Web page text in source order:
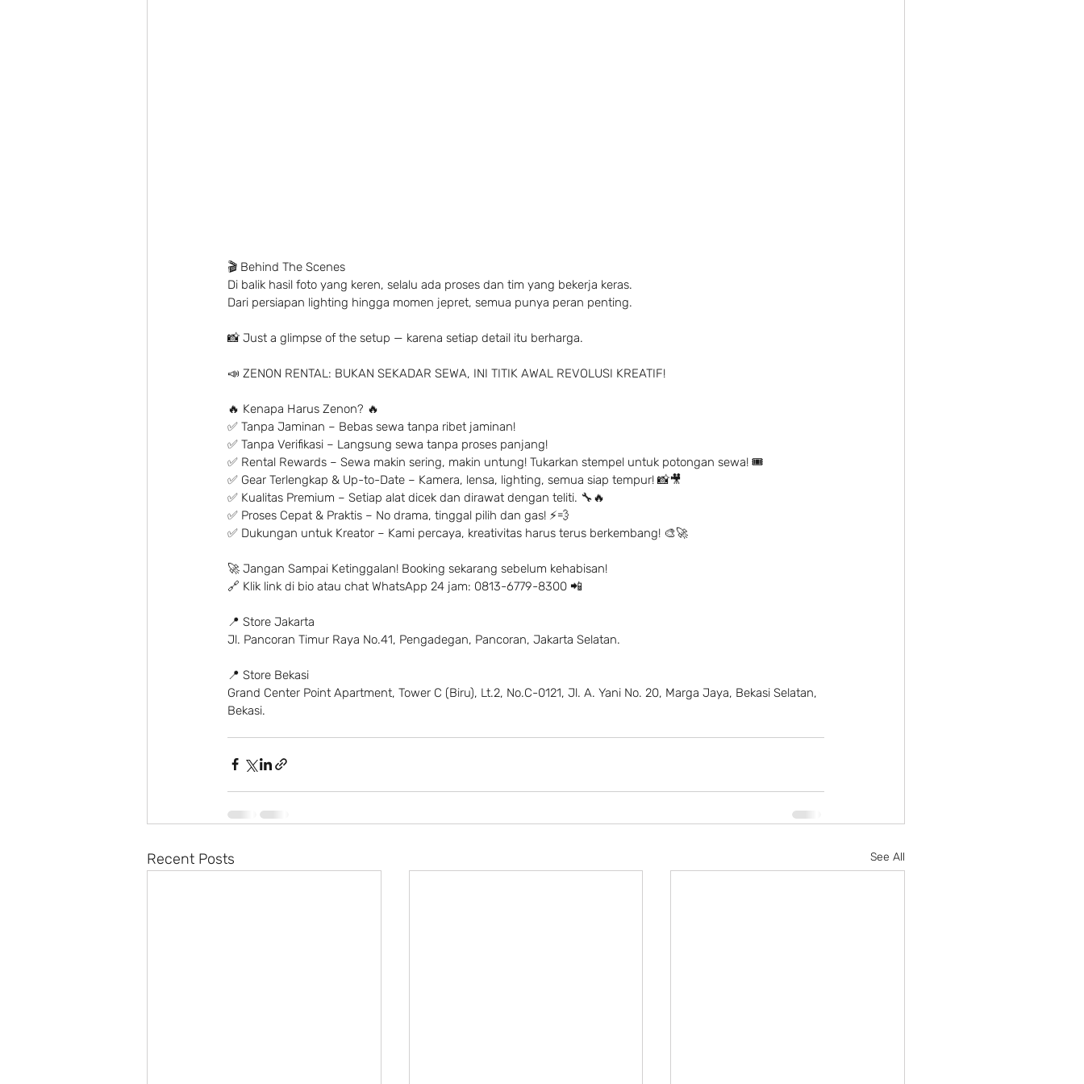
🎬 Behind The Scenes
Di balik hasil foto yang keren, selalu ada proses dan tim yang bekerja keras.
Dari persiapan lighting hingga momen jepret, semua punya peran penting.
📸 Just a glimpse of the setup — karena setiap detail itu berharga.
📣 ZENON RENTAL: BUKAN SEKADAR SEWA, INI TITIK AWAL REVOLUSI KREATIF!
🔥 Kenapa Harus Zenon? 🔥
✅ Tanpa Jaminan – Bebas sewa tanpa ribet jaminan!
✅ Tanpa Verifikasi – Langsung sewa tanpa proses panjang!
✅ Rental Rewards – Sewa makin sering, makin untung! Tukarkan stempel untuk potongan sewa! 🎟
✅ Gear Terlengkap & Up-to-Date – Kamera, lensa, lighting, semua siap tempur! 📸🎥
✅ Kualitas Premium – Setiap alat dicek dan dirawat dengan teliti. 🔧🔥
✅ Proses Cepat & Praktis – No drama, tinggal pilih dan gas! ⚡️💨
✅ Dukungan untuk Kreator – Kami percaya, kreativitas harus terus berkembang! 🎨🚀
🚀 Jangan Sampai Ketinggalan! Booking sekarang sebelum kehabisan!
🔗 Klik link di bio atau chat WhatsApp 24 jam: 0813-6779-8300 📲
📍 Store Jakarta
Jl. Pancoran Timur Raya No.41, Pengadegan, Pancoran, Jakarta Selatan.
📍 Store Bekasi
Grand Center Point Apartment, Tower C (Biru), Lt.2, No.C-0121, Jl. A. Yani No. 20, Marga Jaya, Bekasi Selatan,
Bekasi.
Recent Posts See All